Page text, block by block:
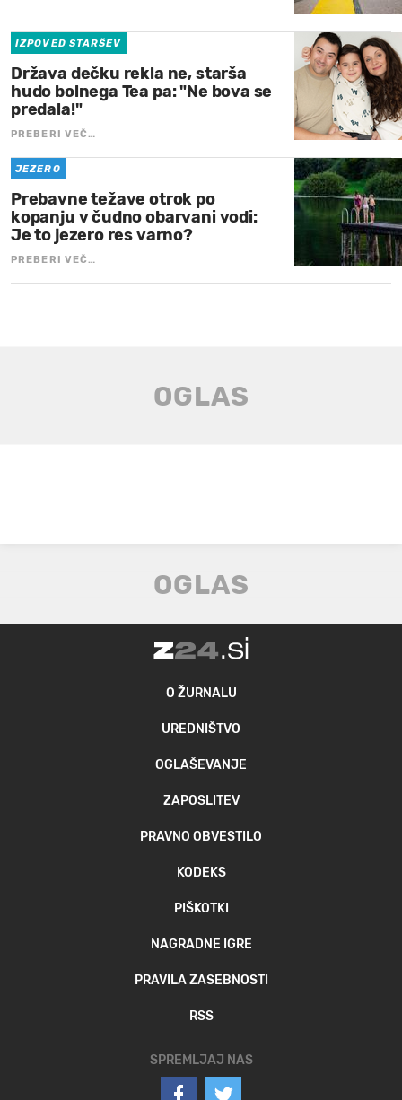
IZPOVED STARŠEV
Država dečku rekla ne, starša
hudo bolnega Tea pa: "Ne bova se
predala!"
PREBERI VEČ…
JEZERO
Prebavne težave otrok po
kopanju v čudno obarvani vodi:
Je to jezero res varno?
PREBERI VEČ…
O ŽURNALU
UREDNIŠTVO
OGLAŠEVANJE
ZAPOSLITEV
PRAVNO OBVESTILO
KODEKS
PIŠKOTKI
NAGRADNE IGRE
PRAVILA ZASEBNOSTI
RSS
SPREMLJAJ NAS